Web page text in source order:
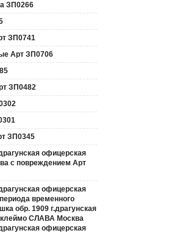
ЗП0266
ЗП0741
Арт ЗП0706
ЗП0482
ЗП0345
офицерская
с повреждением Арт
офицерская
временного
обр. 1909 г.драгунская
СЛАВА Москва
офицерская